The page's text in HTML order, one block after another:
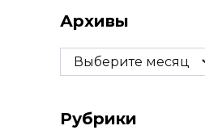
Архивы
Архивы
Рубрики